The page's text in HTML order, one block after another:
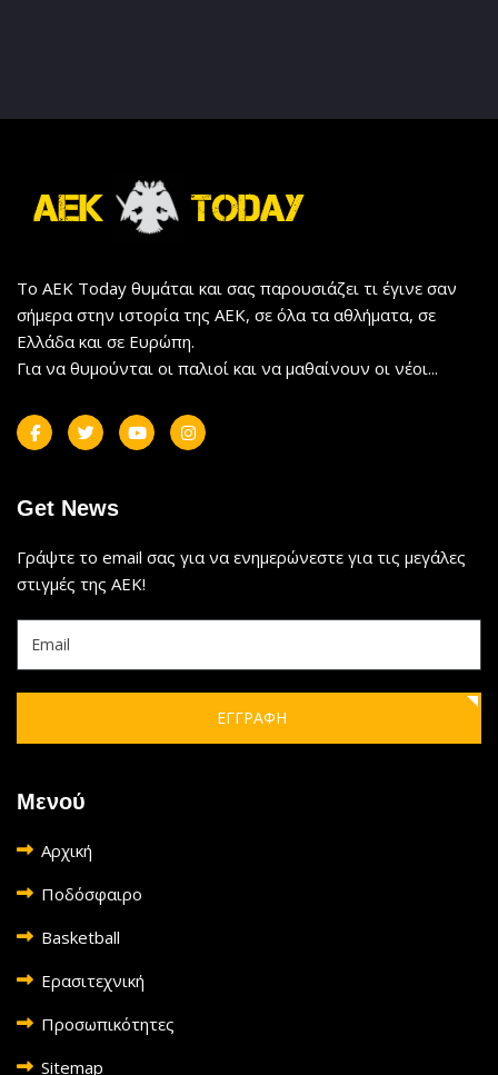
Το AEK Today θυμάται και σας παρουσιάζει τι έγινε σαν
σήμερα στην ιστορία της ΑΕΚ, σε όλα τα αθλήματα, σε
Ελλάδα και σε Ευρώπη.
Για να θυμούνται οι παλιοί και να μαθαίνουν οι νέοι...
Get News
Γράψτε το email σας για να ενημερώνεστε για τις μεγάλες
στιγμές της ΑΕΚ!
ΕΓΓΡΑΦΗ
Μενού
Αρχική
Ποδόσφαιρο
Basketball
Ερασιτεχνική
Προσωπικότητες
Sitemap